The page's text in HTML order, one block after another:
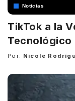
Noticias
TikTok a la
Tecnológico
Posted
Por: Nicole